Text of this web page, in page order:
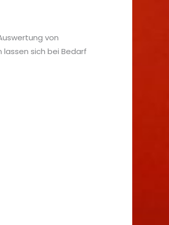
von
lassen sich bei Bedarf